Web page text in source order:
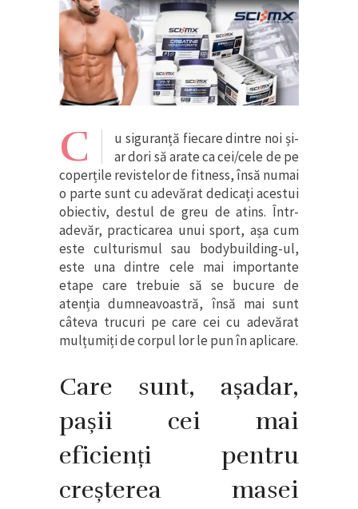
C
u siguranță fiecare dintre noi și-
ar dori să arate ca cei/cele de pe
coperțile revistelor de fitness, însă numai
o parte sunt cu adevărat dedicați acestui
obiectiv, destul de greu de atins. Într-
adevăr, practicarea unui sport, așa cum
este culturismul sau bodybuilding-ul,
este una dintre cele mai importante
etape care trebuie să se bucure de
atenția dumneavoastră, însă mai sunt
câteva trucuri pe care cei cu adevărat
mulțumiți de corpul lor le pun în aplicare.
Care sunt, așadar,
pașii cei mai
eficienți pentru
creșterea masei